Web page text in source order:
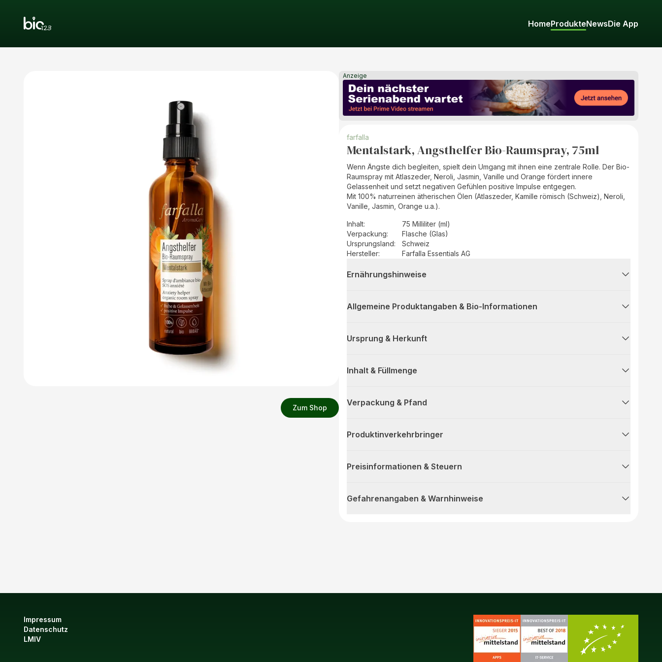
HomeProdukteNewsDie App
Zum Shop
Anzeige
farfalla
Mentalstark, Angsthelfer Bio-Raumspray, 75ml
Wenn Ängste dich begleiten, spielt dein Umgang mit ihnen eine zentrale Rolle. Der Bio-
Raumspray mit Atlaszeder, Neroli, Jasmin, Vanille und Orange fördert innere
Gelassenheit und setzt negativen Gefühlen positive Impulse entgegen.
Mit 100% naturreinen ätherischen Ölen (Atlaszeder, Kamille römisch (Schweiz), Neroli,
Vanille, Jasmin, Orange u.a.).
Inhalt:
75 Milliliter (ml)
Verpackung:
Flasche (Glas)
Ursprungsland:
Schweiz
Hersteller: Farfalla Essentials AG
Ernährungshinweise
Allgemeine Produktangaben & Bio-Informationen
Ursprung & Herkunft
Inhalt & Füllmenge
Verpackung & Pfand
Produktinverkehrbringer
Preisinformationen & Steuern
Gefahrenangaben & Warnhinweise
Impressum
Datenschutz
LMIV